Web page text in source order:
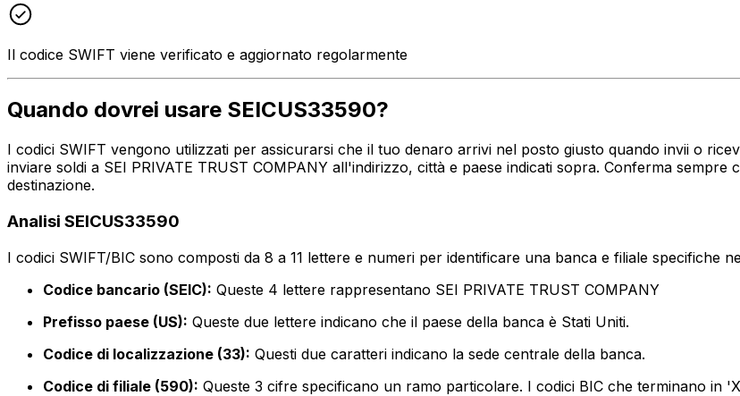
Il codice SWIFT viene verificato e aggiornato regolarmente
Quando dovrei usare SEICUS33590?
I codici SWIFT vengono utilizzati per assicurarsi che il tuo denaro arrivi nel posto giusto quando invii o
inviare soldi a SEI PRIVATE TRUST COMPANY all'indirizzo, città e paese indicati sopra. Conferma
destinazione.
Analisi SEICUS33590
I codici SWIFT/BIC sono composti da 8 a 11 lettere e numeri per identificare una banca e filiale specifiche
Codice bancario (SEIC): Queste 4 lettere rappresentano SEI PRIVATE TRUST COMPANY
Prefisso paese (US): Queste due lettere indicano che il paese della banca è Stati Uniti.
Codice di localizzazione (33): Questi due caratteri indicano la sede centrale della banca.
Codice di filiale (590): Queste 3 cifre specificano un ramo particolare. I codici BIC che terminano in